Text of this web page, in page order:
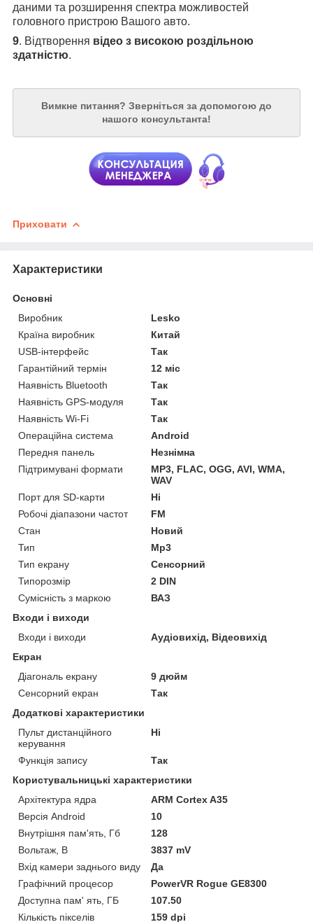
даними та розширення спектра можливостей
головного пристрою Вашого авто.
9. Відтворення відео з високою роздільною
здатністю.
Вимкне питання? Зверніться за допомогою до
нашого консультанта!
Приховати
Характеристики
Основні
Виробник
Lesko
Країна виробник
Китай
USB-інтерфейс
Так
Гарантійний термін
12 міс
Наявність Bluetooth
Так
Наявність GPS-модуля
Так
Наявність Wi-Fi
Так
Операційна система
Android
Передня панель
Незнімна
Підтримувані формати
MP3, FLAC, OGG, AVI, WMA,
WAV
Порт для SD-карти
Ні
Робочі діапазони частот
FM
Стан
Новий
Тип
Mp3
Тип екрану
Сенсорний
Типорозмір
2 DIN
Сумісність з маркою
ВАЗ
Входи і виходи
Входи і виходи
Аудіовихід, Відеовихід
Екран
Діагональ екрану
9 дюйм
Сенсорний екран
Так
Додаткові характеристики
Пульт дистанційного
керування
Ні
Функція запису
Так
Користувальницькі характеристики
Архітектура ядра
ARM Cortex A35
Версія Android
10
Внутрішня пам'ять, Гб
128
Вольтаж, В
3837 mV
Вхід камери заднього виду
Да
Графічний процесор
PowerVR Rogue GE8300
Доступна пам' ять, ГБ
107.50
Кількість пікселів
159 dpi